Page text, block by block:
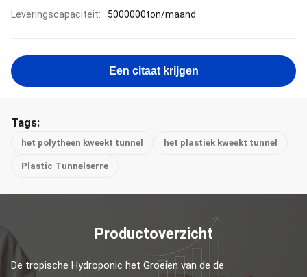
Leveringscapaciteit: 5000000ton/maand
Een citaat krijgen
Tags:
het polytheen kweekt tunnel het plastiek kweekt tunnel
Plastic Tunnelserre
Productoverzicht
De tropische Hydroponic het Groeien van de de